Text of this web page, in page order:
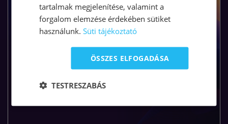
tartalmak megjelenítése, valamint a
forgalom elemzése érdekében sütiket
használunk. Süti tájékoztató
ÖSSZES ELFOGADÁSA
TESTRESZABÁS